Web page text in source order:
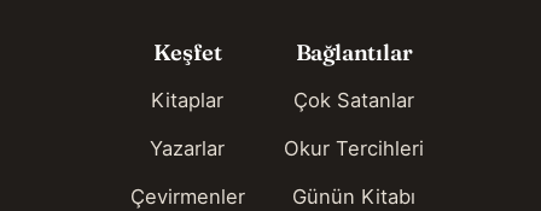
Keşfet
Kitaplar
Yazarlar
Çevirmenler
Bağlantılar
Çok Satanlar
Okur Tercihleri
Günün Kitabı